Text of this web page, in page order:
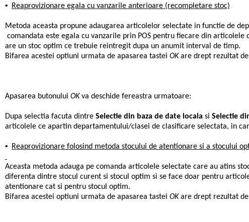
• Reaprovizionare egala cu vanzarile anterioare (recompletare stoc)
Metoda aceasta propune adaugarea articolelor selectate in functie de
comandata este egala cu vanzarile prin POS pentru fiecare din
are un stoc optim ce trebuie reintregit dupa un anumit interval de timp.
Bifarea acestei optiuni urmata de apasarea tastei OK are drept rezultat
Apasarea butonului OK va deschide fereastra urmatoare:
Dupa selectia facuta dintre Selectie din baza de date locala si Selectie
articolele ce apartin departamentului/clasei de clasificare selectata, in
• Reaprovizionare folosind metoda stocului de atentionare si a stocului
Aceasta metoda adauga pe comanda articolele selectate care au atins
diferenta dintre stocul curent si stocul optim si se face doar pentru
atentionare cat si pentru stocul optim.
Bifarea acestei optiuni urmata de apasarea tastei OK are drept rezultat